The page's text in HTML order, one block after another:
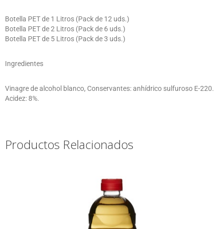
Botella PET de 1 Litros (Pack de 12 uds.)
Botella PET de 2 Litros (Pack de 6 uds.)
Botella PET de 5 Litros (Pack de 3 uds.)
Ingredientes
Vinagre de alcohol blanco, Conservantes: anhídrico sulfuroso E-220.
Acidez: 8%.
Productos Relacionados